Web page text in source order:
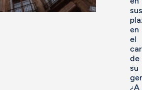
sus
en
el
de
su
¿A